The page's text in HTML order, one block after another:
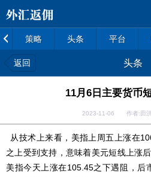
策略 头条 平台
返回 头条
11月6日主要货币
2023-11-06 作者:田
从技术上来看，美指上周五上涨在
之上受到支持，意味着美元短线上涨
美指今天上涨在105.45之下遇阻，后